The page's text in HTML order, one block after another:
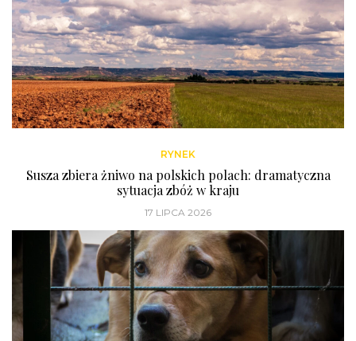
RYNEK
Susza zbiera żniwo na polskich polach: dramatyczna
sytuacja zbóż w kraju
17 LIPCA 2026